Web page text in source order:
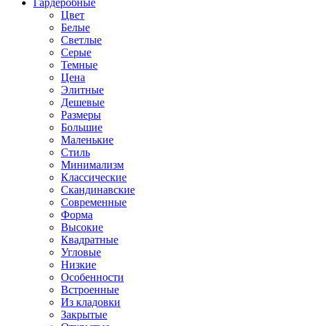
Гардеробные
Цвет
Белые
Светлые
Серые
Темные
Цена
Элитные
Дешевые
Размеры
Большие
Маленькие
Стиль
Минимализм
Классические
Скандинавские
Современные
Форма
Высокие
Квадратные
Угловые
Низкие
Особенности
Встроенные
Из кладовки
Закрытые